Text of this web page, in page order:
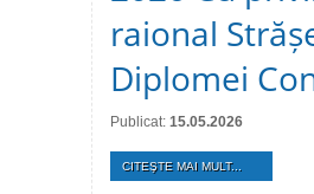
raional
Diplomei
Publicat: 15.05.2026
CITEŞTE MAI MULT...